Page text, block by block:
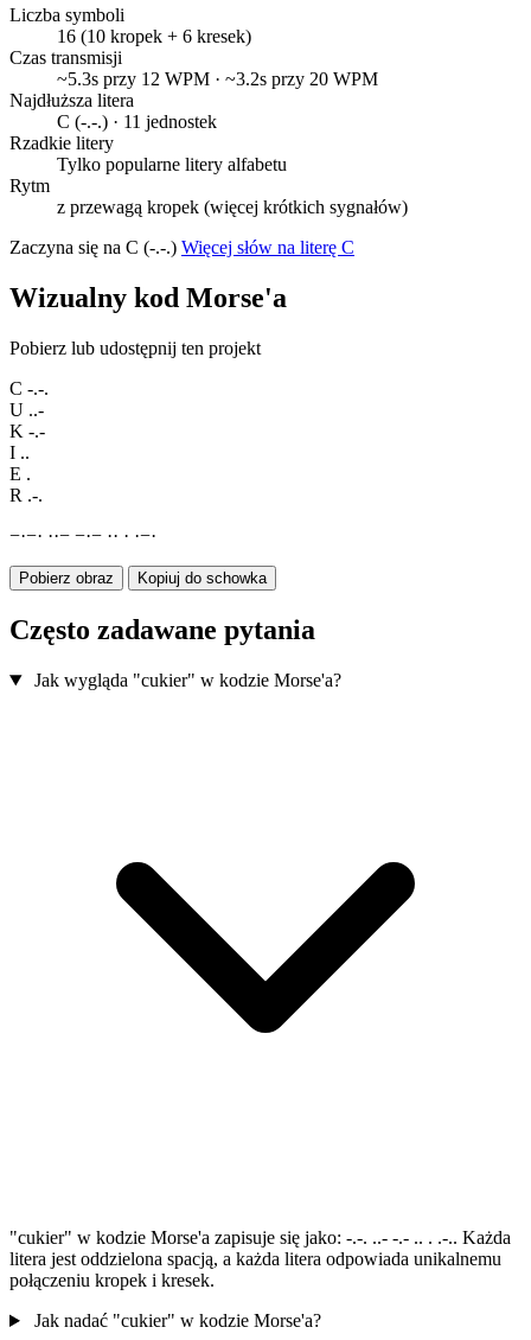
Liczba symboli
16 (10 kropek + 6 kresek)
Czas transmisji
~5.3s przy 12 WPM · ~3.2s przy 20 WPM
Najdłuższa litera
C (-.-.) · 11 jednostek
Rzadkie litery
Tylko popularne litery alfabetu
Rytm
z przewagą kropek (więcej krótkich sygnałów)
Zaczyna się na C (-.-.) Więcej słów na literę C
Wizualny kod Morse'a
Pobierz lub udostępnij ten projekt
C -.-.
U ..-
K -.-
I ..
E .
R .-.
−·−· ··− −·− ·· · ·−·
Pobierz obraz Kopiuj do schowka
Często zadawane pytania
Jak wygląda "cukier" w kodzie Morse'a?
"cukier" w kodzie Morse'a zapisuje się jako: -.-. ..- -.- .. . .-.. Każda
litera jest oddzielona spacją, a każda litera odpowiada unikalnemu
połączeniu kropek i kresek.
Jak nadać "cukier" w kodzie Morse'a?